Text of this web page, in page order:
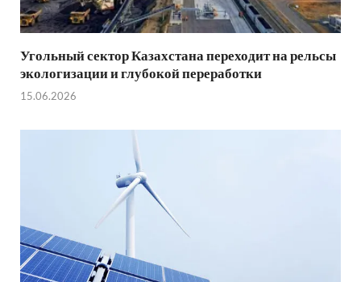
Угольный сектор Казахстана переходит на рельсы
экологизации и глубокой переработки
15.06.2026